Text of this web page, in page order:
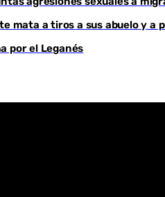
mata a tiros a sus abuelo y a
por el Leganés